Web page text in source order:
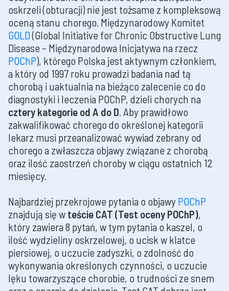
oskrzeli (obturacji) nie jest tożsame z kompleksową
oceną stanu chorego. Międzynarodowy Komitet
GOLD(Global Initiative for Chronic Obstructive Lung
Disease – Międzynarodowa Inicjatywa na rzecz
POChP), którego Polska jest aktywnym członkiem,
a który od 1997 roku prowadzi badania nad tą
chorobą i uaktualnia na bieżąco zalecenie co do
diagnostyki i leczenia POChP, dzieli chorych na
cztery kategorie od A do D. Aby prawidłowo
zakwalifikować chorego do określonej kategorii
lekarz musi przeanalizować wywiad zebrany od
chorego a zwłaszcza objawy związane z chorobą
oraz ilość zaostrzeń choroby w ciągu ostatnich 12
miesięcy.
Najbardziej przekrojowe pytania o objawy POChP
znajdują się w teście CAT (Test oceny POChP),
który zawiera 8 pytań, w tym pytania o kaszel, o
ilość wydzieliny oskrzelowej, o ucisk w klatce
piersiowej, o uczucie zadyszki, o zdolność do
wykonywania określonych czynności, o uczucie
lęku towarzyszące chorobie, o trudności ze snem